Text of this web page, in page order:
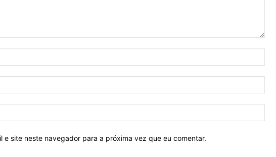
e site neste navegador para a próxima vez que eu comentar.